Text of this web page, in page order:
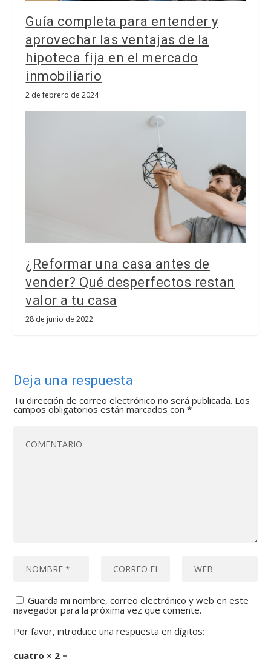
Guía completa para entender y
aprovechar las ventajas de la
hipoteca fija en el mercado
inmobiliario
2 de febrero de 2024
¿Reformar una casa antes de
vender? Qué desperfectos restan
valor a tu casa
28 de junio de 2022
Deja una respuesta
Tu dirección de correo electrónico no será publicada. Los
campos obligatorios están marcados con*
Guarda mi nombre, correo electrónico y web en este
navegador para la próxima vez que comente.
Por favor, introduce una respuesta en dígitos:
cuatro × 2 =